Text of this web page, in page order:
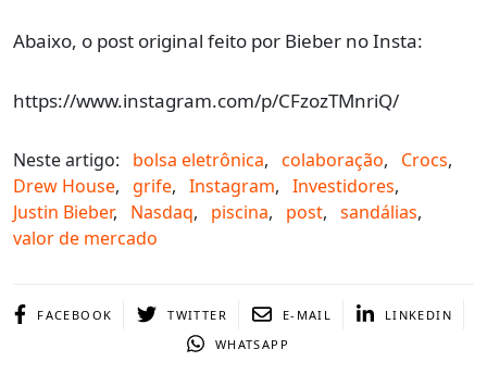
Abaixo, o post original feito por Bieber no Insta:
https://www.instagram.com/p/CFzozTMnriQ/
Neste artigo: bolsa eletrônica, colaboração, Crocs,
Drew House, grife, Instagram, Investidores,
Justin Bieber, Nasdaq, piscina, post, sandálias,
valor de mercado
FACEBOOK TWITTER E-MAIL
LINKEDIN
WHATSAPP